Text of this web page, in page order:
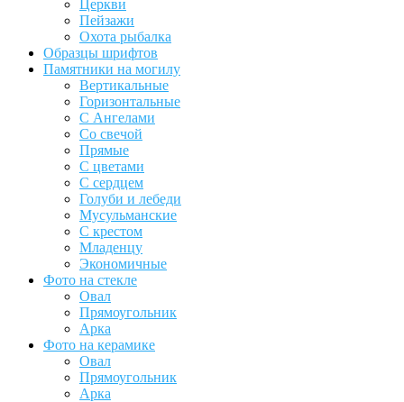
Церкви
Пейзажи
Охота рыбалка
Образцы шрифтов
Памятники на могилу
Вертикальные
Горизонтальные
С Ангелами
Со свечой
Прямые
С цветами
С сердцем
Голуби и лебеди
Мусульманские
С крестом
Младенцу
Экономичные
Фото на стекле
Овал
Прямоугольник
Арка
Фото на керамике
Овал
Прямоугольник
Арка